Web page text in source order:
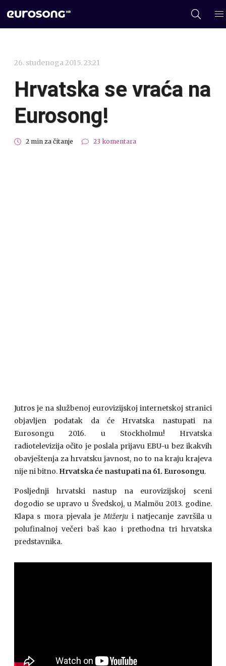
26. studenoga 2015. 23:21
Hrvatska se vraća na
Eurosong!
2 min za čitanje 23 komentara
Jutros je na službenoj eurovizijskoj internetskoj stranici
objavljen podatak da će Hrvatska nastupati na
Eurosongu 2016. u Stockholmu! Hrvatska
radiotelevizija očito je poslala prijavu EBU-u bez ikakvih
obavještenja za hrvatsku javnost, no to na kraju krajeva
nije ni bitno. Hrvatska će nastupati na 61. Eurosongu.
Posljednji hrvatski nastup na eurovizijskoj sceni
dogodio se upravo u Švedskoj, u Malmöu 2013. godine.
Klapa s mora pjevala jeMižerju i natjecanje završila u
polufinalnoj večeri baš kao i prethodna tri hrvatska
predstavnika.